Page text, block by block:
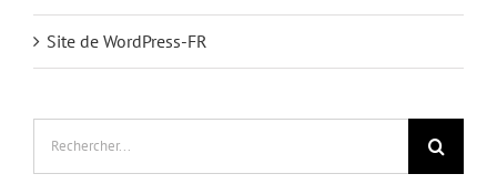
Site de WordPress-FR